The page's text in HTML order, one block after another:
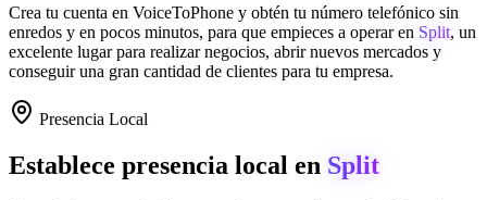
Crea tu cuenta en VoiceToPhone y obtén tu número telefónico sin
enredos y en pocos minutos, para que empieces a operar en Split, un
excelente lugar para realizar negocios, abrir nuevos mercados y
conseguir una gran cantidad de clientes para tu empresa.
Presencia Local
Establece presencia local en Split